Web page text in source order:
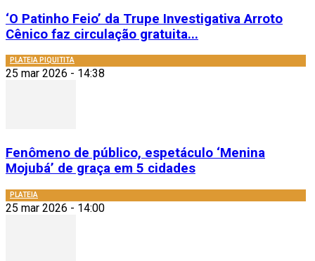
‘O Patinho Feio’ da Trupe Investigativa Arroto
Cênico faz circulação gratuita...
PLATEIA PIQUITITA
25 mar 2026 - 14:38
Fenômeno de público, espetáculo ‘Menina
Mojubá’ de graça em 5 cidades
PLATEIA
25 mar 2026 - 14:00